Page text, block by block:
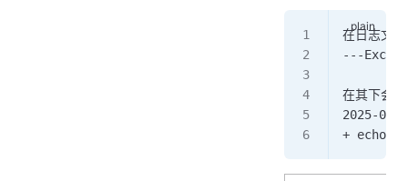
在日志
---
在其下会
2025-
+ echo